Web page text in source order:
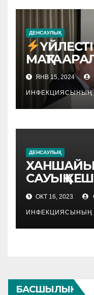
ДЕНСАУЛЫҚ
ЯНВ 15, 2024
ИНФЕКЦИЯСЫНЫҢ
ДЕНСАУЛЫҚ
САУЫҚ
ӨТКІЗІЛДІ
ОКТ 16, 2023
ИНФЕКЦИЯСЫНЫҢ
БАСШЫЛЫҚ